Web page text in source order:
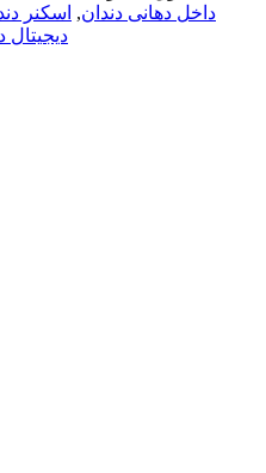
داخل دهانی دندان, اسکنر
دیجیتال